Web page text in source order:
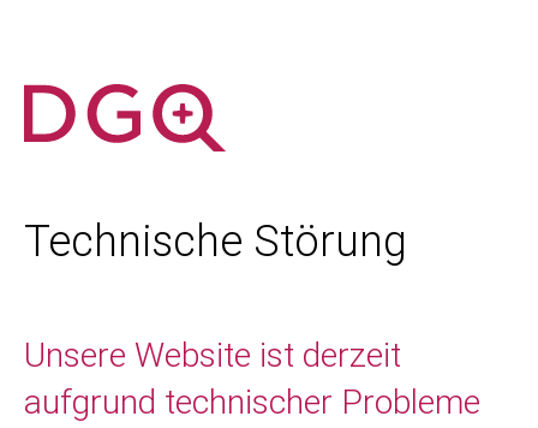
Technische Störung
Unsere Website ist derzeit
aufgrund technischer Probleme